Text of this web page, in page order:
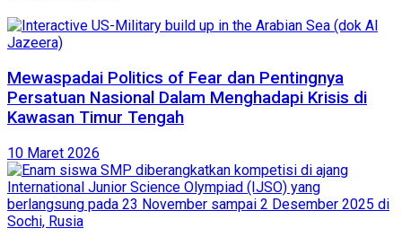
Mewaspadai Politics of Fear dan Pentingnya
Persatuan Nasional Dalam Menghadapi Krisis di
Kawasan Timur Tengah
10 Maret 2026